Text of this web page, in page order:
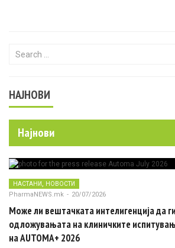
Search for:
НАЈНОВИ
Најнови
НАСТАНИ, НОВОСТИ
PharmaNEWS.mk - 20/07/2026
Може ли вештачката интелигенција да
одложувањата на клиничките
на AUTOMA+ 2026